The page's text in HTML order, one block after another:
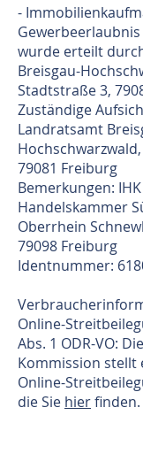
-
Gewerbeerlaubnis
wurde erteilt
Breisgau-
Stadtstraße 3,
Zuständige
Landratsamt
79081 Freiburg
Bemerkungen:
Handelskammer
Oberrhein
79098 Freiburg
Identnummer:
Online-
Abs. 1 ODR-VO:
Kommission stellt
Online-
die Sie hierfinden.